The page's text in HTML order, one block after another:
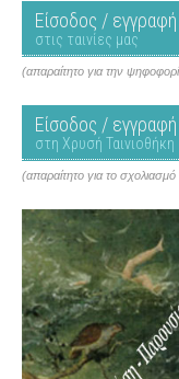
Είσοδος / εγγραφή
στις ταινίες μας
(απαραίτητο για την
Είσοδος / εγγραφή
στη Χρυσή Ταινιοθήκη
(απαραίτητο για το